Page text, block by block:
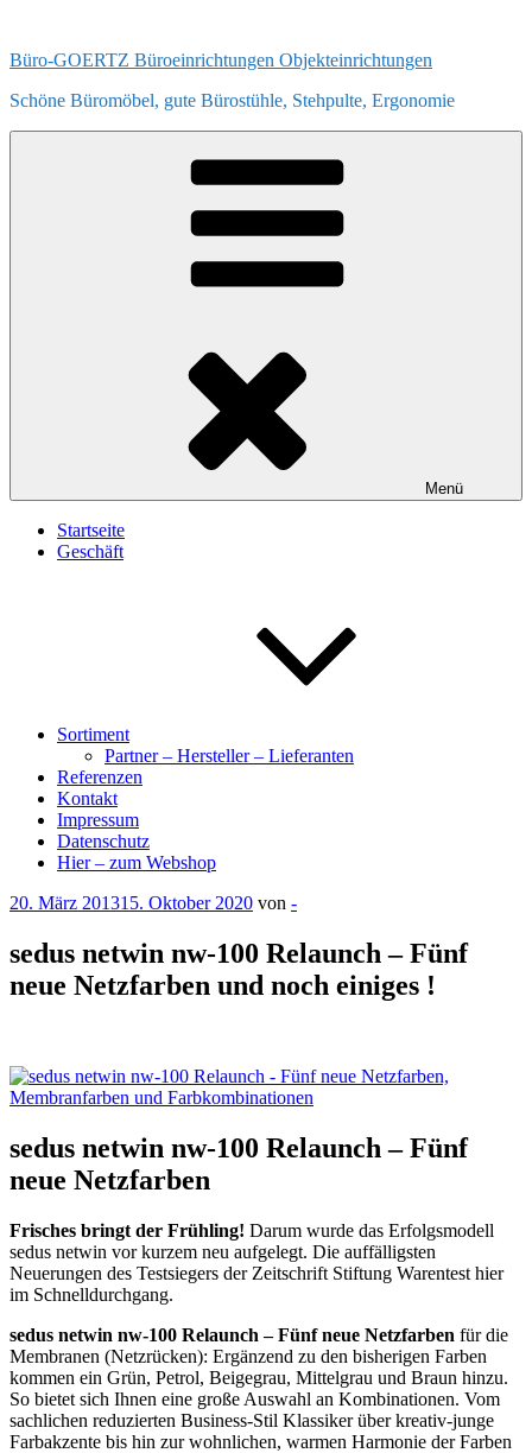
springen
Büro-GOERTZ Büroeinrichtungen Objekteinrichtungen
Schöne Büromöbel, gute Bürostühle, Stehpulte, Ergonomie
Menü
Startseite
Geschäft
Sortiment
Partner – Hersteller – Lieferanten
Referenzen
Kontakt
Impressum
Datenschutz
Hier – zum Webshop
Veröffentlicht
20. März 201315. Oktober 2020 von -
sedus netwin nw-100 Relaunch – Fünf
neue Netzfarben und noch einiges !
sedus netwin nw-100 Relaunch – Fünf
neue Netzfarben
Frisches bringt der Frühling! Darum wurde das Erfolgsmodell
sedus netwin vor kurzem neu aufgelegt. Die auffälligsten
Neuerungen des Testsiegers der Zeitschrift Stiftung Warentest hier
im Schnelldurchgang.
sedus netwin nw-100 Relaunch – Fünf neue Netzfarben für die
Membranen (Netzrücken): Ergänzend zu den bisherigen Farben
kommen ein Grün, Petrol, Beigegrau, Mittelgrau und Braun hinzu.
So bietet sich Ihnen eine große Auswahl an Kombinationen. Vom
sachlichen reduzierten Business-Stil Klassiker über kreativ-junge
Farbakzente bis hin zur wohnlichen, warmen Harmonie der Farben